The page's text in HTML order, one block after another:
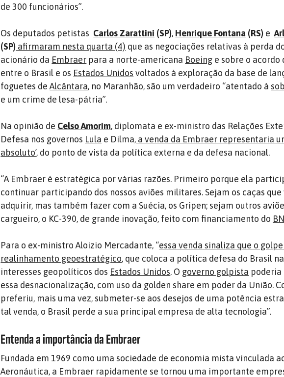
de 300 funcionários”.
Os deputados petistas Carlos Zarattini (SP), Henrique Fontana (RS) e
(SP) afirmaram nesta quarta (4) que as negociações relativas à perda
acionário da Embraer para a norte-americana Boeing e sobre o acordo
entre o Brasil e os Estados Unidos voltados à exploração da base de
foguetes deAlcântara, no Maranhão, são um verdadeiro “atentado à
e um crime de lesa-pátria”.
Na opinião de Celso Amorim, diplomata e ex-ministro das Relações
Defesa nos governos Lula e Dilma, a venda da Embraer representaria
absoluto’, do ponto de vista da política externa e da defesa nacional.
“A Embraer é estratégica por várias razões. Primeiro porque ela
continuar participando dos nossos aviões militares. Sejam os caças que
adquirir, mas também fazer com a Suécia, os Gripen; sejam outros
cargueiro, o KC-390, de grande inovação, feito com financiamento do
Para o ex-ministro Aloizio Mercadante, “essa venda sinaliza que o
realinhamento geoestratégico, que coloca a política defesa do Brasil
interesses geopolíticos dos Estados Unidos. O governo golpista poderia
essa desnacionalização, com uso da golden share em poder da União.
preferiu, mais uma vez, submeter-se aos desejos de uma potência
tal venda, o Brasil perde a sua principal empresa de alta tecnologia”.
Entenda a importância da Embraer
Fundada em 1969 como uma sociedade de economia mista vinculada
Aeronáutica, a Embraer rapidamente se tornou uma importante